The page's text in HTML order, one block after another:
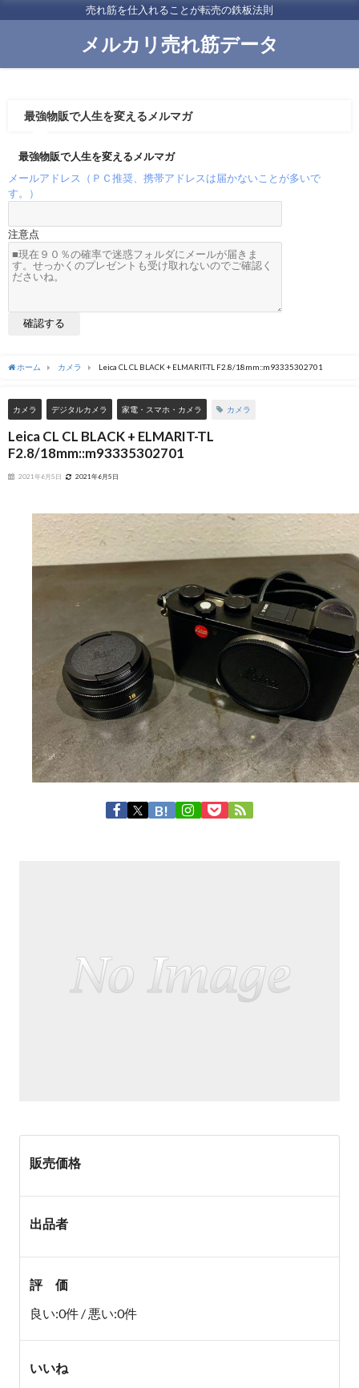
売れ筋を仕入れることが転売の鉄板法則
メルカリ売れ筋データ
最強物販で人生を変えるメルマガ
最強物販で人生を変えるメルマガ
メールアドレス（ＰＣ推奨、携帯アドレスは届かないことが多いで
す。）
注意点
ホーム カメラ Leica CL CL BLACK + ELMARIT-TL F2.8/18mm::m93335302701
カメラ デジタルカメラ 家電・スマホ・カメラ カメラ
Leica CL CL BLACK + ELMARIT-TL
F2.8/18mm::m93335302701
2021年6月5日 2021年6月5日
販売価格
出品者
評 価
良い:0件 / 悪い:0件
いいね